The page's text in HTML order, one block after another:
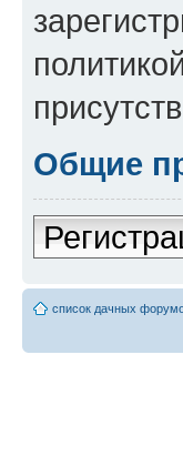
Общие
список дачных